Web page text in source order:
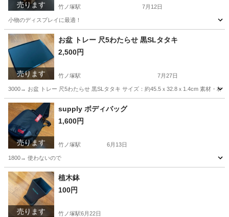
売ります 竹ノ塚駅 7月12日
小物のディスプレイに最適！
東京 足立区 竹ノ塚駅 その他 ナチュラルキッチン
売ります
お盆 トレー 尺5わたらせ 黒SLタタキ
2,500円
竹ノ塚駅 7月27日
3000→ お盆 トレー 尺5わたらせ 黒SLタタキ サイズ：約45.5ｘ32.8ｘ1.4cm 素材・材
東京 足立区 お盆
売ります
supply ボディバッグ
1,600円
竹ノ塚駅 6月13日
1800→ 使わないので
東京 足立区 竹ノ塚駅
売ります
植木鉢
100円
竹ノ塚駅6月22日